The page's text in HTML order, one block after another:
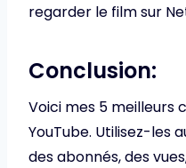
regarder le film sur
Conclusion:
Voici mes 5 meilleurs
YouTube. Utilisez-les
des abonnés, des